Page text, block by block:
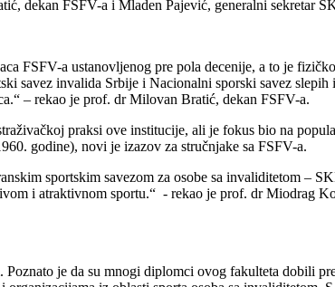
dekan FSFV-a i Mladen Pajević, generalni sekretar
FSFV-a ustanovljenog pre pola decenije, a to je
savez invalida Srbije i Nacionalni sporski savez
– rekao je prof. dr Milovan Bratić, dekan FSFV-a.
praksi ove institucije, ali je fokus bio na
godine), novi je izazov za stručnjake sa FSFV-a.
sportskim savezom za osobe sa invaliditetom –
i atraktivnom sportu.“ - rekao je prof. dr Miodrag
je da su mnogi diplomci ovog fakulteta dobili